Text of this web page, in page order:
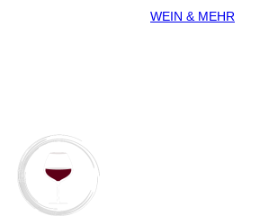
WEIN & MEHR